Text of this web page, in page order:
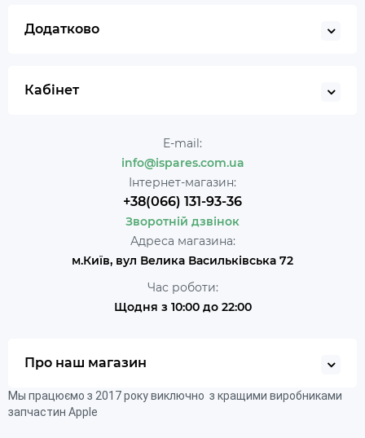
Додатково
Кабінет
E-mail:
info@ispares.com.ua
Інтернет-магазин:
+38(066) 131-93-36
Зворотній дзвінок
Адреса магазина:
м.Київ, вул Велика Васильківська 72
Час роботи:
Щодня з 10:00 до 22:00
Про наш магазин
Мы працюємо з 2017 року виключно з кращими виробниками
запчастин Apple